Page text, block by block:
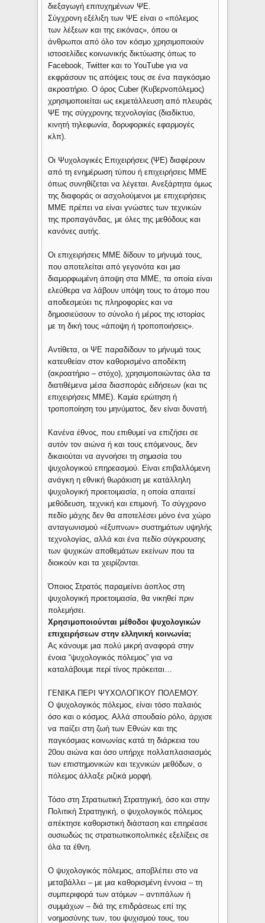
διεξαγωγή επιτυχημένων ΨΕ.
Σύγχρονη εξέλιξη των ΨΕ είναι ο «πόλεμος
των λέξεων και της εικόνας», όπου οι
άνθρωποι από όλο τον κόσμο χρησιμοποιούν
ιστοσελίδες κοινωνικής δικτύωσης όπως το
Facebook, Twitter και το YouTube για να
εκφράσουν τις απόψεις τους σε ένα παγκόσμιο
ακροατήριο. Ο όρος Cuber (Κυβερνοπόλεμος)
χρησιμοποιείται ως εκμετάλλευση από πλευράς
ΨΕ της σύγχρονης τεχνολογίας (διαδίκτυο,
κινητή τηλεφωνία, δορυφορικές εφαρμογές
κλπ).
Οι Ψυχολογικές Επιχειρήσεις (ΨΕ) διαφέρουν
από τη ενημέρωση τύπου ή επιχειρήσεις ΜΜΕ
όπως συνηθίζεται να λέγεται. Ανεξάρτητα όμως
της διαφοράς οι ασχολούμενοι με επιχειρήσεις
ΜΜΕ πρέπει να είναι γνώστες των τεχνικών
της προπαγάνδας, με όλες της μεθόδους και
κανόνες αυτής.
Οι επιχειρήσεις ΜΜΕ δίδουν το μήνυμά τους,
που αποτελείται από γεγονότα και μια
διαμορφωμένη άποψη στα ΜΜΕ, τα οποία είναι
ελεύθερα να λάβουν υπόψη τους το άτομο που
αποδεσμεύει τις πληροφορίες και να
δημοσιεύσουν το σύνολο ή μέρος της ιστορίας
με τη δική τους «άποψη ή τροποποιήσεις».
Αντίθετα, οι ΨΕ παραδίδουν το μήνυμά τους
κατευθείαν στον καθορισμένο αποδέκτη
(ακροατήριο – στόχο), χρησιμοποιώντας όλα τα
διατιθέμενα μέσα διασποράς ειδήσεων (και τις
επιχειρήσεις ΜΜΕ). Καμία ερώτηση ή
τροποποίηση του μηνύματος, δεν είναι δυνατή.
Κανένα έθνος, που επιθυμεί να επιζήσει σε
αυτόν τον αιώνα ή και τους επόμενους, δεν
δικαιούται να αγνοήσει τη σημασία του
ψυχολογικού επηρεασμού. Είναι επιβαλλόμενη
ανάγκη η εθνική θωράκιση με κατάλληλη
ψυχολογική προετοιμασία, η οποία απαιτεί
μεθόδευση, τεχνική και επιμονή. Το σύγχρονο
πεδίο μάχης δεν θα αποτελέσει μόνο ένα χώρο
ανταγωνισμού «έξυπνων» συστημάτων υψηλής
τεχνολογίας, αλλά και ένα πεδίο σύγκρουσης
των ψυχικών αποθεμάτων εκείνων που τα
διοικούν και τα χειρίζονται.
Όποιος Στρατός παραμείνει άοπλος στη
ψυχολογική προετοιμασία, θα νικηθεί πριν
πολεμήσει.
Χρησιμοποιούνται μέθοδοι ψυχολογικών
επιχειρήσεων στην ελληνική κοινωνία;
Ας κάνουμε μια πολύ μικρή αναφορά στην
ένοια “ψυχολογικός πόλεμος” για να
καταλάβουμε περί τίνος πρόκειται…
ΓΕΝΙΚΑ ΠΕΡΙ ΨΥΧΟΛΟΓΙΚΟΥ ΠΟΛΕΜΟΥ.
Ο ψυχολογικός πόλεμος, είναι τόσο παλαιός
όσο και ο κόσμος. Αλλά σπουδαίο ρόλο, άρχισε
να παίζει στη ζωή των Εθνών και της
παγκόσμιας κοινωνίας κατά τη διάρκεια του
20ου αιώνα και όσο υπήρχε πολλαπλασιασμός
των επιστημονικών και τεχνικών μεθόδων, ο
πόλεμος άλλαξε ριζικά μορφή.
Τόσο στη Στρατιωτική Στρατηγική, όσο και στην
Πολιτική Στρατηγική, ο ψυχολογικός πόλεμος
απέκτησε καθοριστική διάσταση και επηρέασε
ουσιωδώς τις στρατιωτικοπολιτικές εξελίξεις σε
όλα τα έθνη.
Ο ψυχολογικός πόλεμος, αποβλέπει στο να
μεταβάλλει – με μια καθορισμένη έννοια – τη
συμπεριφορά των ατόμων – αντιπάλων ή
συμμάχων – διά της επιδράσεως επί της
νοημοσύνης των, του ψυχισμού τους, του